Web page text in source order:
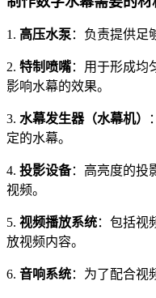
1. 高压水泵 ：负责提供足
2. 特制喷嘴：用于形成均
影响水幕的效果。
3. 水幕发生器（水幕机）
定的水幕。
4. 投影设备：高亮度的投
视频。
5. 视频播放系统：包括视
放视频内容。
6. 音响系统：为了配合视